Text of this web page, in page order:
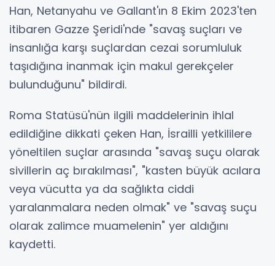
Han, Netanyahu ve Gallant'ın 8 Ekim 2023'ten
itibaren Gazze Şeridi'nde "savaş suçları ve
insanlığa karşı suçlardan cezai sorumluluk
taşıdığına inanmak için makul gerekçeler
bulunduğunu" bildirdi.
Roma Statüsü'nün ilgili maddelerinin ihlal
edildiğine dikkati çeken Han, İsrailli yetkililere
yöneltilen suçlar arasında "savaş suçu olarak
sivillerin aç bırakılması", "kasten büyük acılara
veya vücutta ya da sağlıkta ciddi
yaralanmalara neden olmak" ve "savaş suçu
olarak zalimce muamelenin" yer aldığını
kaydetti.